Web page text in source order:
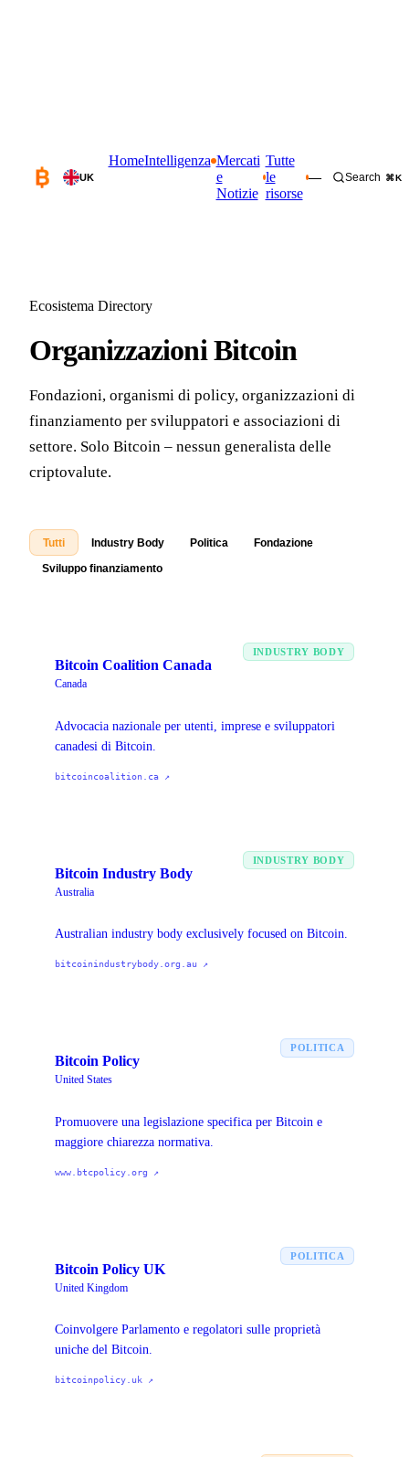
UK
HomeIntelligenza Mercati
e
Notizie
Tutte
le
risorse
— Search ⌘K
Ecosistema Directory
Organizzazioni Bitcoin
Fondazioni, organismi di policy, organizzazioni di
finanziamento per sviluppatori e associazioni di
settore. Solo Bitcoin – nessun generalista delle
criptovalute.
Tutti Industry Body Politica
Fondazione
Sviluppo finanziamento
Bitcoin Coalition Canada
Canada
INDUSTRY BODY
Advocacia nazionale per utenti, imprese e sviluppatori
canadesi di Bitcoin.
bitcoincoalition.ca ↗
Bitcoin Industry Body
Australia
INDUSTRY BODY
Australian industry body exclusively focused on Bitcoin.
bitcoinindustrybody.org.au ↗
Bitcoin Policy
United States
POLITICA
Promuovere una legislazione specifica per Bitcoin e
maggiore chiarezza normativa.
www.btcpolicy.org ↗
Bitcoin Policy UK
United Kingdom
POLITICA
Coinvolgere Parlamento e regolatori sulle proprietà
uniche del Bitcoin.
bitcoinpolicy.uk ↗